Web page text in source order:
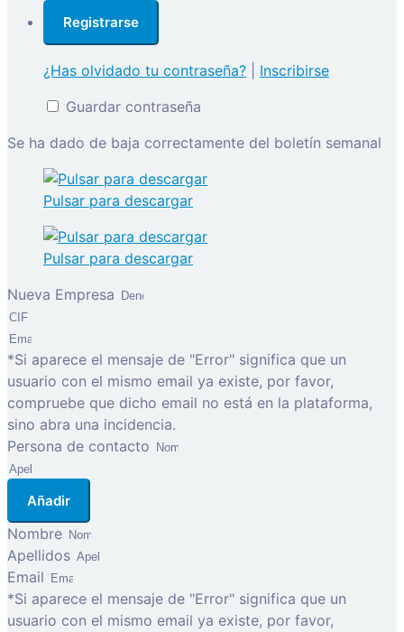
¿Has olvidado tu contraseña?
Inscribirse
Guardar contraseña
Se ha dado de baja correctamente del boletín semanal
Pulsar para descargar
Pulsar para descargar
Nueva Empresa
*Si aparece el mensaje de "Error" significa que un
usuario con el mismo email ya existe, por favor,
compruebe que dicho email no está en la plataforma,
sino abra una incidencia.
Persona de contacto
Añadir
Nombre
Apellidos
Email
*Si aparece el mensaje de "Error" significa que un
usuario con el mismo email ya existe, por favor,